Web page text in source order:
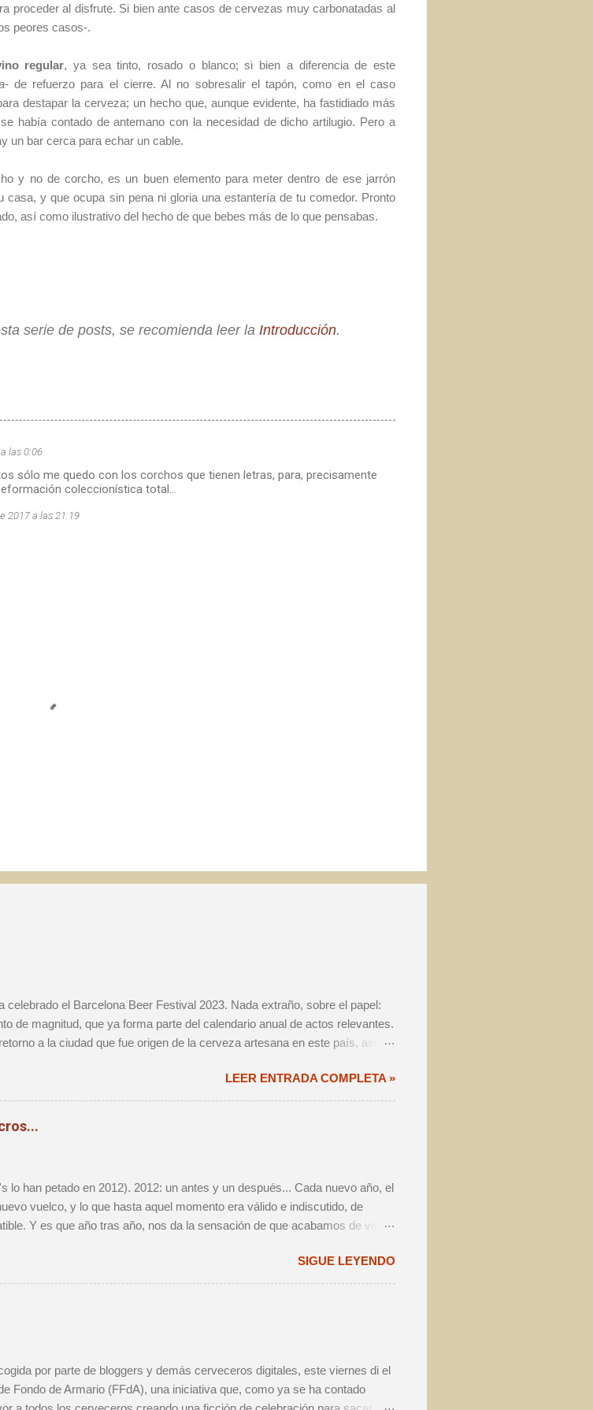
proceder al disfrute. Si bien ante casos de cervezas muy carbonatadas al
peores casos-.
regular, ya sea tinto, rosado o blanco; si bien a diferencia de este
- de refuerzo para el cierre. Al no sobresalir el tapón, como en el caso
destapar la cerveza; un hecho que, aunque evidente, ha fastidiado más
había contado de antemano con la necesidad de dicho artilugio. Pero a
un bar cerca para echar un cable.
y no de corcho, es un buen elemento para meter dentro de ese jarrón
casa, y que ocupa sin pena ni gloria una estantería de tu comedor. Pronto
así como ilustrativo del hecho de que bebes más de lo que pensabas.
serie de posts, se recomienda leer la Introducción.
las 0:06
sólo me quedo con los corchos que tienen letras, para, precisamente
coleccionística total...
2017 a las 21:19
celebrado el Barcelona Beer Festival 2023. Nada extraño, sobre el papel:
de magnitud, que ya forma parte del calendario anual de actos relevantes.
a la ciudad que fue origen de la cerveza artesana en este país, así
que hacían que no se tratara de una mera edición más.LEER ENTRADA COMPLETA »
lo han petado en 2012). 2012: un antes y un después... Cada nuevo año, el
vuelco, y lo que hasta aquel momento era válido e indiscutido, de
Y es que año tras año, nos da la sensación de que acabamos de vivir
y afirmaré que 2012 será muy recordado entre los amantes de la
de inflexión importante que personalmente estimo va a marcar la
de la gente que quiso ir, aún habiendo hospedado en total unas 10.000
SIGUE LEYENDO
por parte de bloggers y demás cerveceros digitales, este viernes di el
Fondo de Armario (FFdA), una iniciativa que, como ya se ha contado